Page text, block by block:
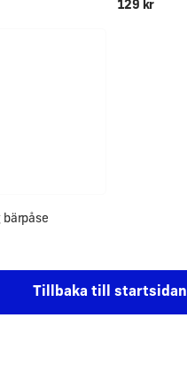
129 kr
bärpåse
Tillbaka till startsidan